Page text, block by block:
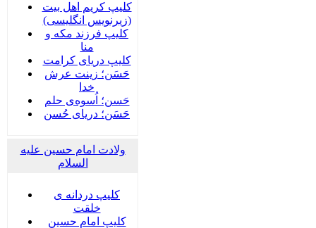
کلیپ کریم اهل بیت
(زیرنویس انگلیسی)
کلیپ فرزند مکه و
منا
کلیپ دریای کرامت
حَسَن؛ زینت عرش
خدا
حَسن؛ اُسوه‌ی حلم
حَسَن؛ دریای حُسن
ولادت امام حسین علیه
السلام
کلیپ دردانه ی
خلقت
کلیپ امام حسین